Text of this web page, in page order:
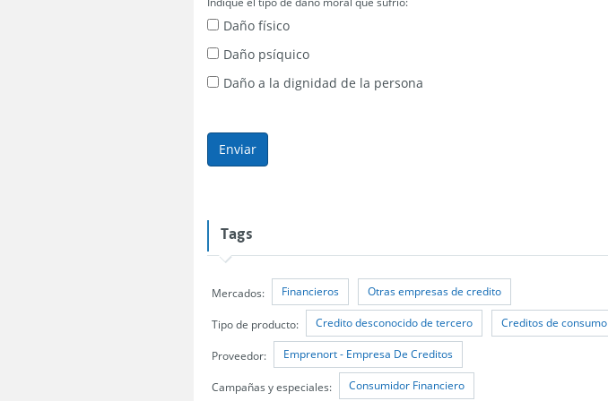
Daño físico
Daño psíquico
Daño a la dignidad de la persona
Tags
Mercados: Financieros Otras empresas de credito
Tipo de producto: Credito desconocido de tercero Creditos de consumo
Proveedor: Emprenort - Empresa De Creditos
Campañas y especiales: Consumidor Financiero